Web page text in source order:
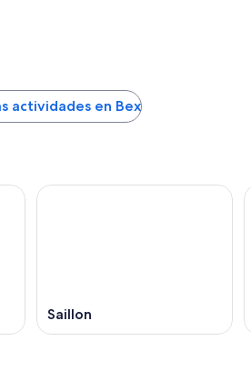
actividades en Bex
Saillon